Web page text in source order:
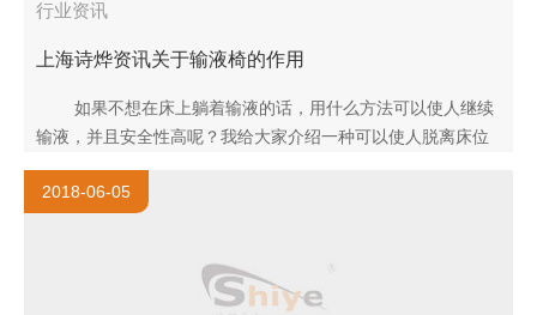
行业资讯
上海诗烨资讯关于输液椅的作用
如果不想在床上躺着输液的话，用什么方法可以使人继续
输液，并且安全性高呢？我给大家介绍一种可以使人脱离床位
还能进行输液的用具，你想知道嘛？你肯定想知道，因为你也
可能用的到它..
2018-06-05